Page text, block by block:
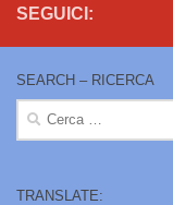
SEGUICI:
SEARCH – RICERCA
Ricerca
TRANSLATE: